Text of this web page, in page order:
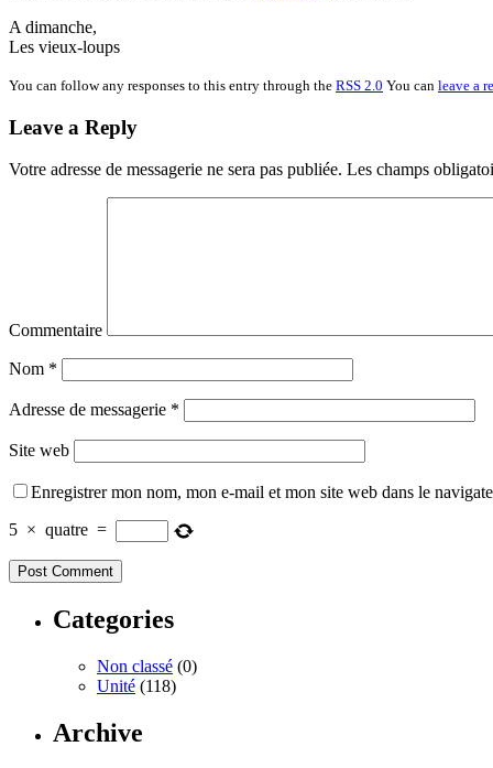
A dimanche,
Les vieux-loups
You can follow any responses to this entry through the RSS 2.0 You can leave a
Leave a Reply
Votre adresse de messagerie ne sera pas publiée. Les champs
Commentaire
Nom *
Adresse de messagerie *
Site web
Enregistrer mon nom, mon e-mail et mon site web dans le
5 × quatre =
Categories
Non classé (0)
Unité (118)
Archive